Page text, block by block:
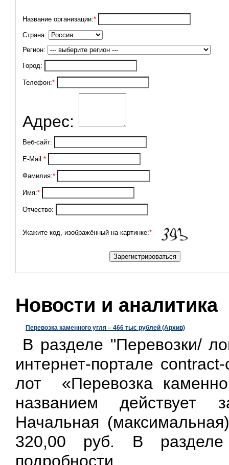
Название организации:*
Страна:
Регион:
Город:
Телефон:*
Адрес:
Веб-сайт:
E-Mail:*
Фамилия:*
Имя:*
Отчество:
Укажите код, изображённый на картинке:*
Новости и аналитика
Перевозка каменного угля – 466 тыс рублей (Архив)
В разделе "Перевозки/
интернет-портале
лот «Перевозка
названием действует
Начальная
320,00 руб. В
подробности.